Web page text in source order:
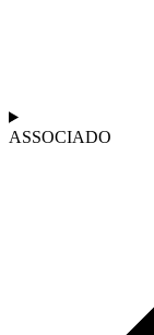
ASSOCIADO